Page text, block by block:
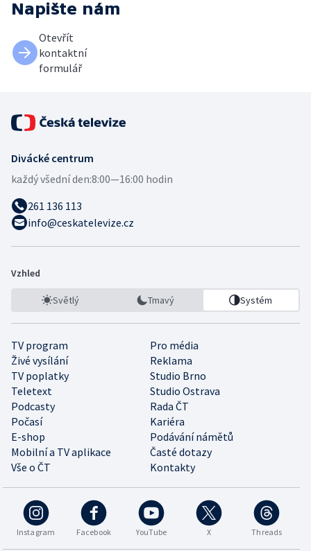
Napište nám
Otevřít
kontaktní
formulář
Divácké centrum
každý všední den:8:00—16:00 hodin
261 136 113
info@ceskatelevize.cz
Vzhled
Světlý Tmavý Systém
TV program
Pro média
Živé vysílání
Reklama
TV poplatky
Studio Brno
Teletext
Studio Ostrava
Podcasty
Rada ČT
Počasí
Kariéra
E-shop
Podávání námětů
Mobilní a TV aplikace
Časté dotazy
Vše o ČT
Kontakty
Instagram Facebook YouTube X Threads